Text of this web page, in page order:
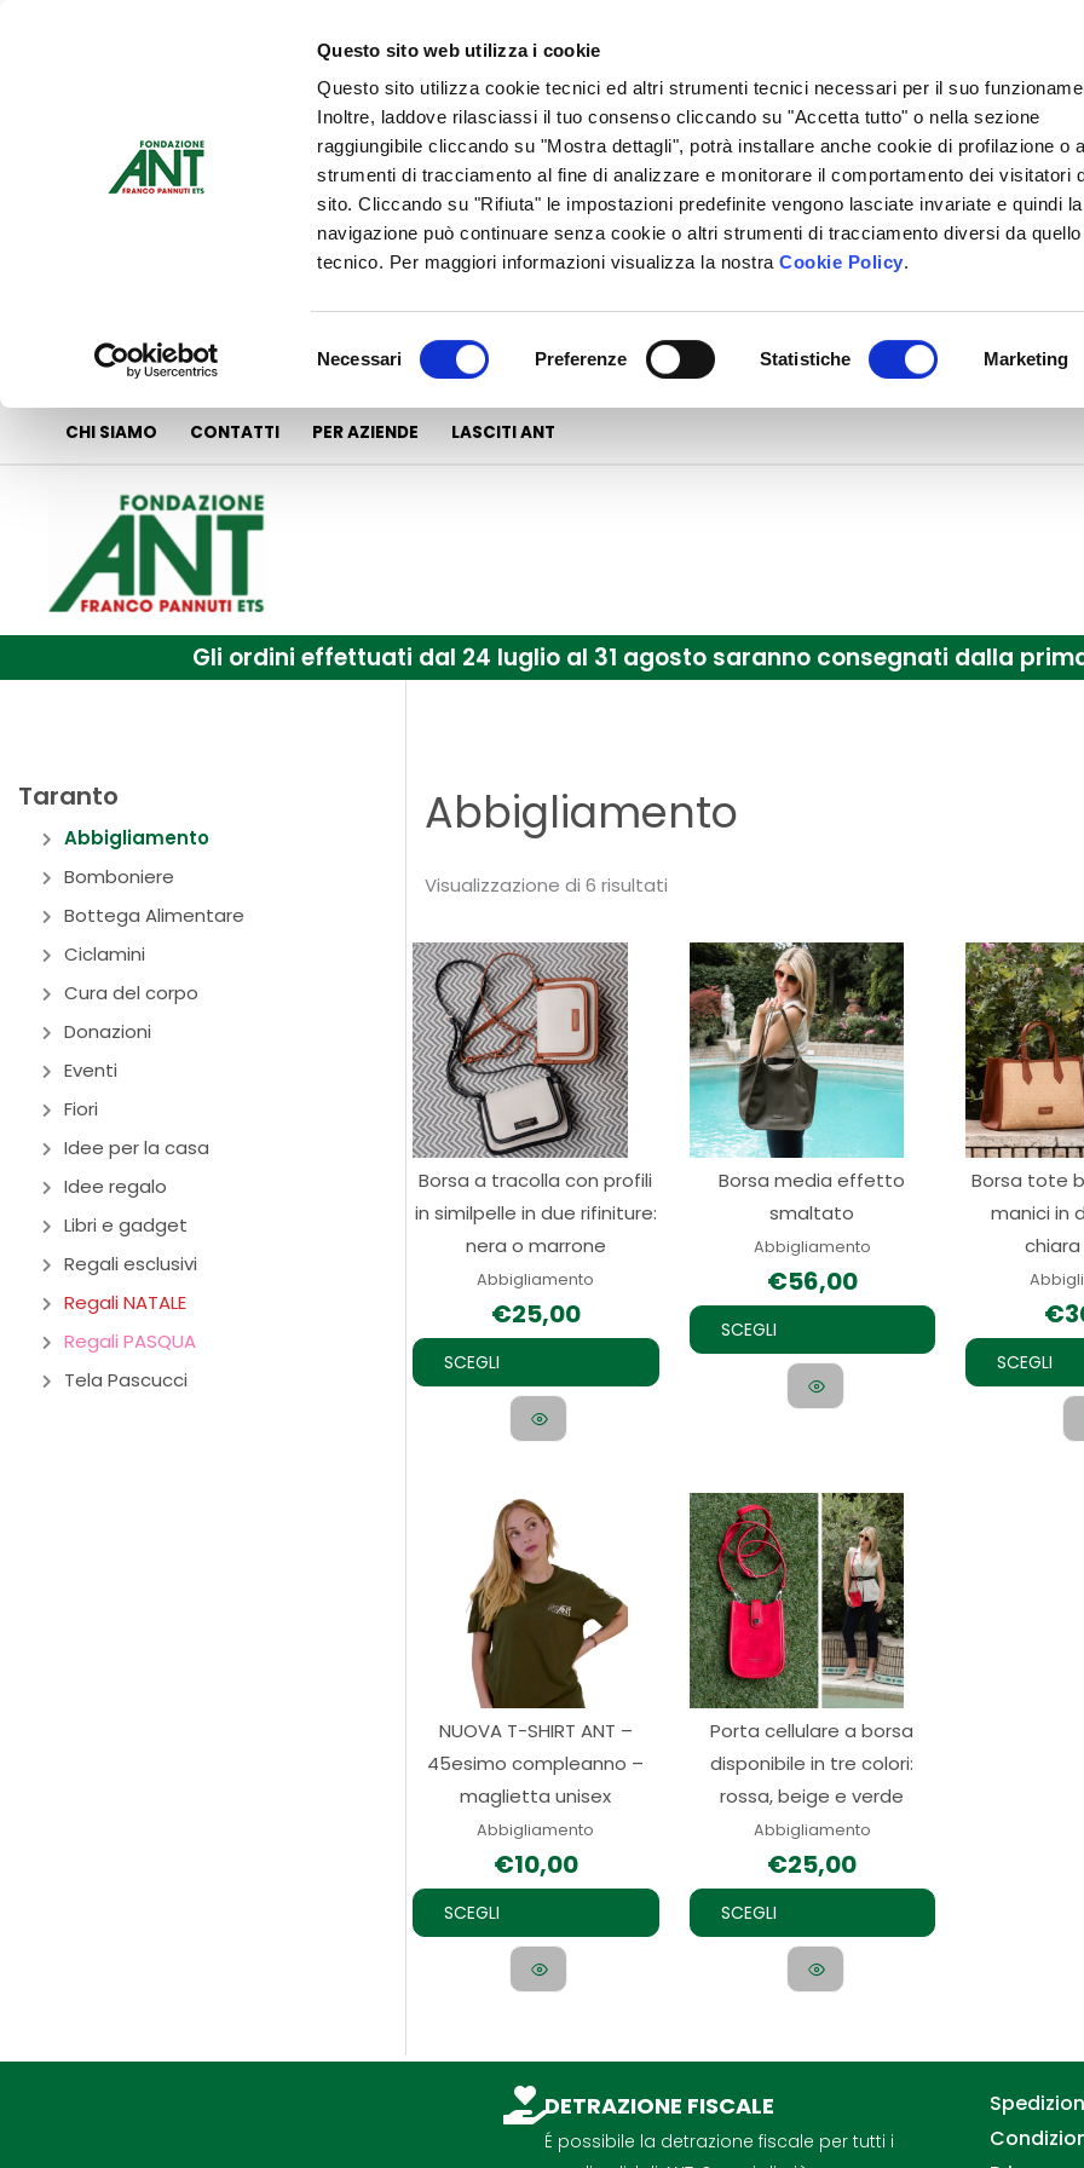
Questo sito web utilizza i cookie
Questo sito utilizza cookie tecnici ed altri strumenti tecnici necessari per il suo
Inoltre, laddove rilasciassi il tuo consenso cliccando su "Accetta tutto" o nella sezione
raggiungibile cliccando su "Mostra dettagli", potrà installare anche cookie di profilazione o
strumenti di tracciamento al fine di analizzare e monitorare il comportamento dei visitatori
sito. Cliccando su "Rifiuta" le impostazioni predefinite vengono lasciate invariate e quindi la
navigazione può continuare senza cookie o altri strumenti di tracciamento diversi da quello
tecnico. Per maggiori informazioni visualizza la nostraCookie Policy.
del
Necessari Preferenze Statistiche Marketing
CHI SIAMO CONTATTI PER AZIENDE LASCITI ANT
Gli ordini effettuati dal 24 luglio al 31 agosto saranno consegnati dalla
Taranto
Abbigliamento
Bomboniere
Bottega Alimentare
Ciclamini
Cura del corpo
Donazioni
Eventi
Fiori
Idee per la casa
Idee regalo
Libri e gadget
Regali esclusivi
Regali NATALE
Regali PASQUA
Tela Pascucci
Abbigliamento
Visualizzazione di 6 risultati
Ordina
al
Borsa a tracolla con profili
in similpelle in due rifiniture:
nera o marrone
Abbigliamento
€25,00
SCEGLI
Questo
prodotto
ha
più
varianti.
Le
opzioni
possono
essere
scelte
nella
pagina
del
Borsa media effetto
smaltato
Abbigliamento
€56,00
SCEGLI
Questo
prodotto
ha
più
varianti.
opzioni
possono
essere
scelte
nella
pagina
prodotto
Borsa tote
manici in
€
SCEGLI
NUOVA T-SHIRT ANT –
45esimo compleanno –
maglietta unisex
Abbigliamento
€10,00
SCEGLI
ha
più
varianti.
Le
opzioni
possono
essere
scelte
nella
pagina
del
Porta cellulare a borsa
disponibile in tre colori:
rossa, beige e verde
Abbigliamento
€25,00
SCEGLI
Questo
prodotto
ha
più
varianti.
Le
opzioni
possono
essere
scelte
nella
pagina
del
DETRAZIONE FISCALE
É possibile la detrazione fiscale per tutti i